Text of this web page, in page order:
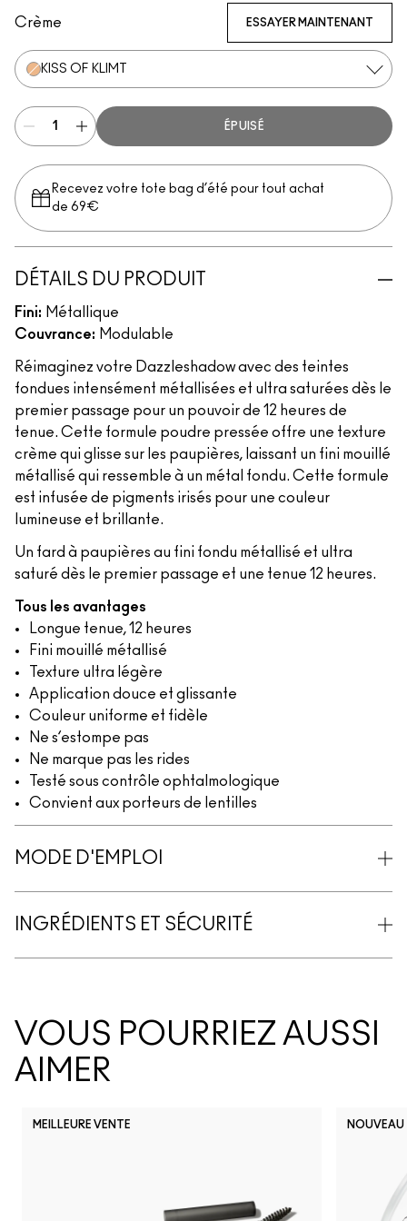
Crème ESSAYER MAINTENANT
KISS OF KLIMT
ÉPUISÉ
Recevez votre tote bag d’été pour tout achat
de 69€
DÉTAILS DU PRODUIT
Fini: Métallique
Couvrance: Modulable
Réimaginez votre Dazzleshadow avec des teintes
fondues intensément métallisées et ultra saturées dès le
premier passage pour un pouvoir de 12 heures de
tenue. Cette formule poudre pressée offre une texture
crème qui glisse sur les paupières, laissant un fini mouillé
métallisé qui ressemble à un métal fondu. Cette formule
est infusée de pigments irisés pour une couleur
lumineuse et brillante.
Un fard à paupières au fini fondu métallisé et ultra
saturé dès le premier passage et une tenue 12 heures.
Tous les avantages
Longue tenue, 12 heures
Fini mouillé métallisé
Texture ultra légère
Application douce et glissante
Couleur uniforme et fidèle
Ne s’estompe pas
Ne marque pas les rides
Testé sous contrôle ophtalmologique
Convient aux porteurs de lentilles
MODE D'EMPLOI
INGRÉDIENTS ET SÉCURITÉ
VOUS POURRIEZ AUSSI
AIMER
MEILLEURE VENTE NOUVEAU